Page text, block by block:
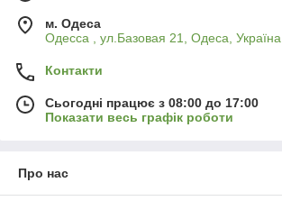
м. Одеса
Одесса , ул.Базовая 21, Одеса, Україна
Контакти
Сьогодні працює з 08:00 до 17:00
Показати весь графік роботи
Про нас